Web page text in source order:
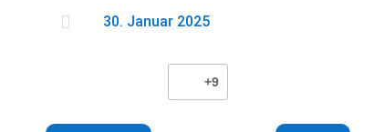

30. Januar 2025
+9